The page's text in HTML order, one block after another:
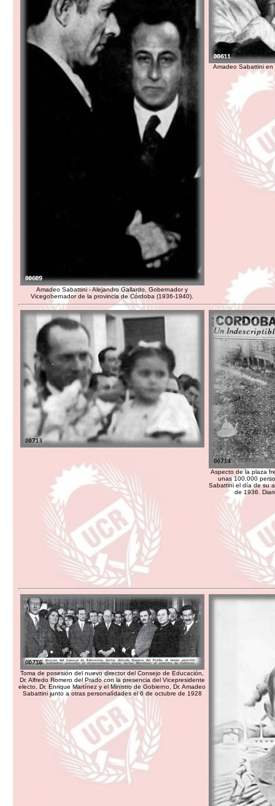
Amadeo Sabattini - Alejandro Gallardo, Gobernador y
Vicegobernador de la provincia de Córdoba (1936-1940).
Amadeo Sabattini en
Aspecto de la plaza
unas 100.000
Sabattini el día de su
de 1936.
Toma de posesión del nuevo director del Consejo de Educación,
Dr. Alfredo Romero del Prado con la presencia del Vicepresidente
electo, Dr. Enrique Martínez y el Ministro de Gobierno, Dr. Amadeo
Sabattini junto a otras personalídades el 6 de octubre de 1928